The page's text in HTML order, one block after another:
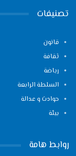
تصنيفات
قانون
ثقافة
رياضة
السلطة الرابعة
حوادث و عدالة
بيئة
روابط هامة